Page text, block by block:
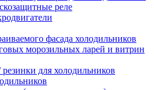
реле
фасада холодильников
морозильных ларей и витрин
для холодильников